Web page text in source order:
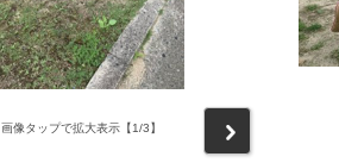
画像タップで拡大表示【1/3】